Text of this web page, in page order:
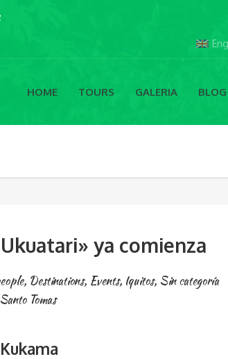
HOME TOURS GALERIA BLOG
ya comienza
, Destinations, Events, Iquitos, Sin categoría
Santo Tomas